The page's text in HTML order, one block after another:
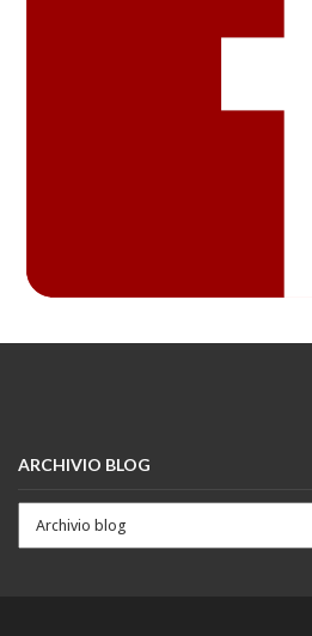
ARCHIVIO BLOG